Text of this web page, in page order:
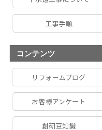
工事手順
コンテンツ
リフォームブログ
お客様アンケート
創研豆知識